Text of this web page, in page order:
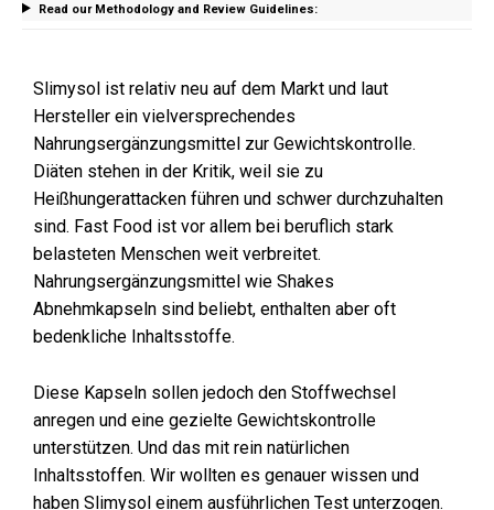
Read our Methodology and Review Guidelines:
Slimysol ist relativ neu auf dem Markt und laut
Hersteller ein vielversprechendes
Nahrungsergänzungsmittel zur Gewichtskontrolle.
Diäten stehen in der Kritik, weil sie zu
Heißhungerattacken führen und schwer durchzuhalten
sind. Fast Food ist vor allem bei beruflich stark
belasteten Menschen weit verbreitet.
Nahrungsergänzungsmittel wie Shakes
Abnehmkapseln sind beliebt, enthalten aber oft
bedenkliche Inhaltsstoffe.
Diese Kapseln sollen jedoch den Stoffwechsel
anregen und eine gezielte Gewichtskontrolle
unterstützen. Und das mit rein natürlichen
Inhaltsstoffen. Wir wollten es genauer wissen und
haben Slimysol einem ausführlichen Test unterzogen.